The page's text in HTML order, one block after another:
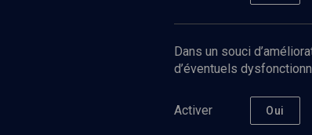
Dans un souci
d’éventuels
Activer Oui